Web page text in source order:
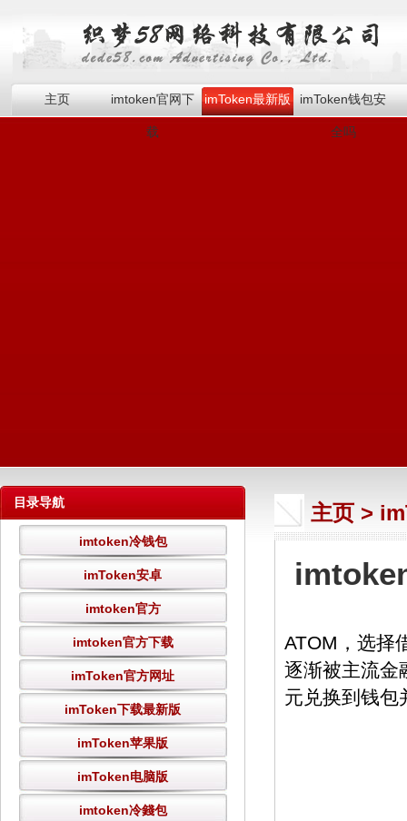
主页 imtoken官网下
载
imToken最新版 imToken钱包安
全吗
目录导航
imtoken冷钱包
imToken安卓
imtoken官方
imtoken官方下载
imToken官方网址
imToken下载最新版
imToken苹果版
imToken电脑版
imtoken冷錢包
主页 >
ATOM，选择
逐渐被主流金
元兑换到钱包